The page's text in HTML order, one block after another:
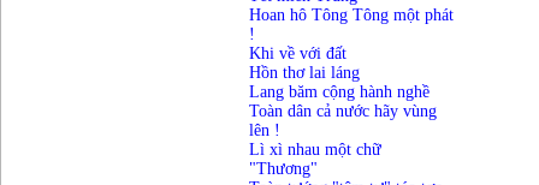
Hoan hô Tông Tông một phát
!
Khi về với đất
Hồn thơ lai láng
Lang băm cộng hành nghề
Toàn dân cả nước hãy vùng
lên !
Lì xì nhau một chữ
"Thương"